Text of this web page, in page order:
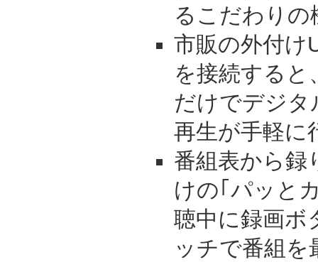
るこだわりの
市販の外付け
を接続する
だけでデジタ
再生が手軽に
番組表から録
けの｢パッと
聴中に録画ボ
ッチで番組を